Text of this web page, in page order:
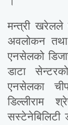
मन्त्री खरेलले
अवलोकन तथा
एनसेलको
डाटा
एनसेलका
डिल्लीराम
सस्टेनेबिलिटी